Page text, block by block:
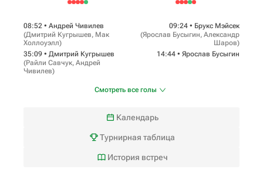
08:52 • Андрей Чивилев
(Дмитрий Кугрышев, Мак
Холлоуэлл)
35:09 • Дмитрий Кугрышев
(Райли Савчук, Андрей
Чивилев)
09:24 • Брукс Мэйсек
(Ярослав Бусыгин, Александр
Шаров)
14:44 • Ярослав Бусыгин
Смотреть все голы
Календарь
Турнирная таблица
История встреч